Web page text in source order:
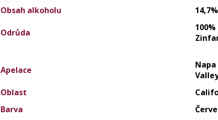
Obsah alkoholu
14,7%
Odrůda
100%
Apelace
Napa
Oblast
Barva